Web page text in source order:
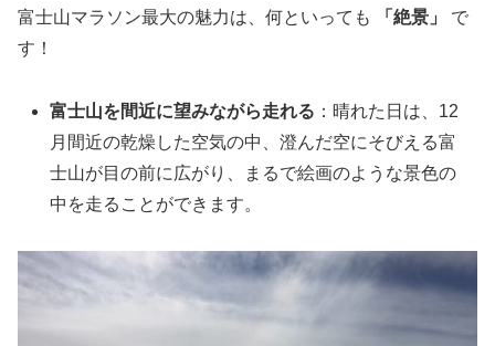
富士山マラソン最大の魅力は、何といっても 「絶景」
で
す！
富士山を間近に望みながら走れる ：晴れた日は、12
月間近の乾燥した空気の中、澄んだ空にそびえる富
士山が目の前に広がり、まるで絵画のような景色の
中を走ることができます。